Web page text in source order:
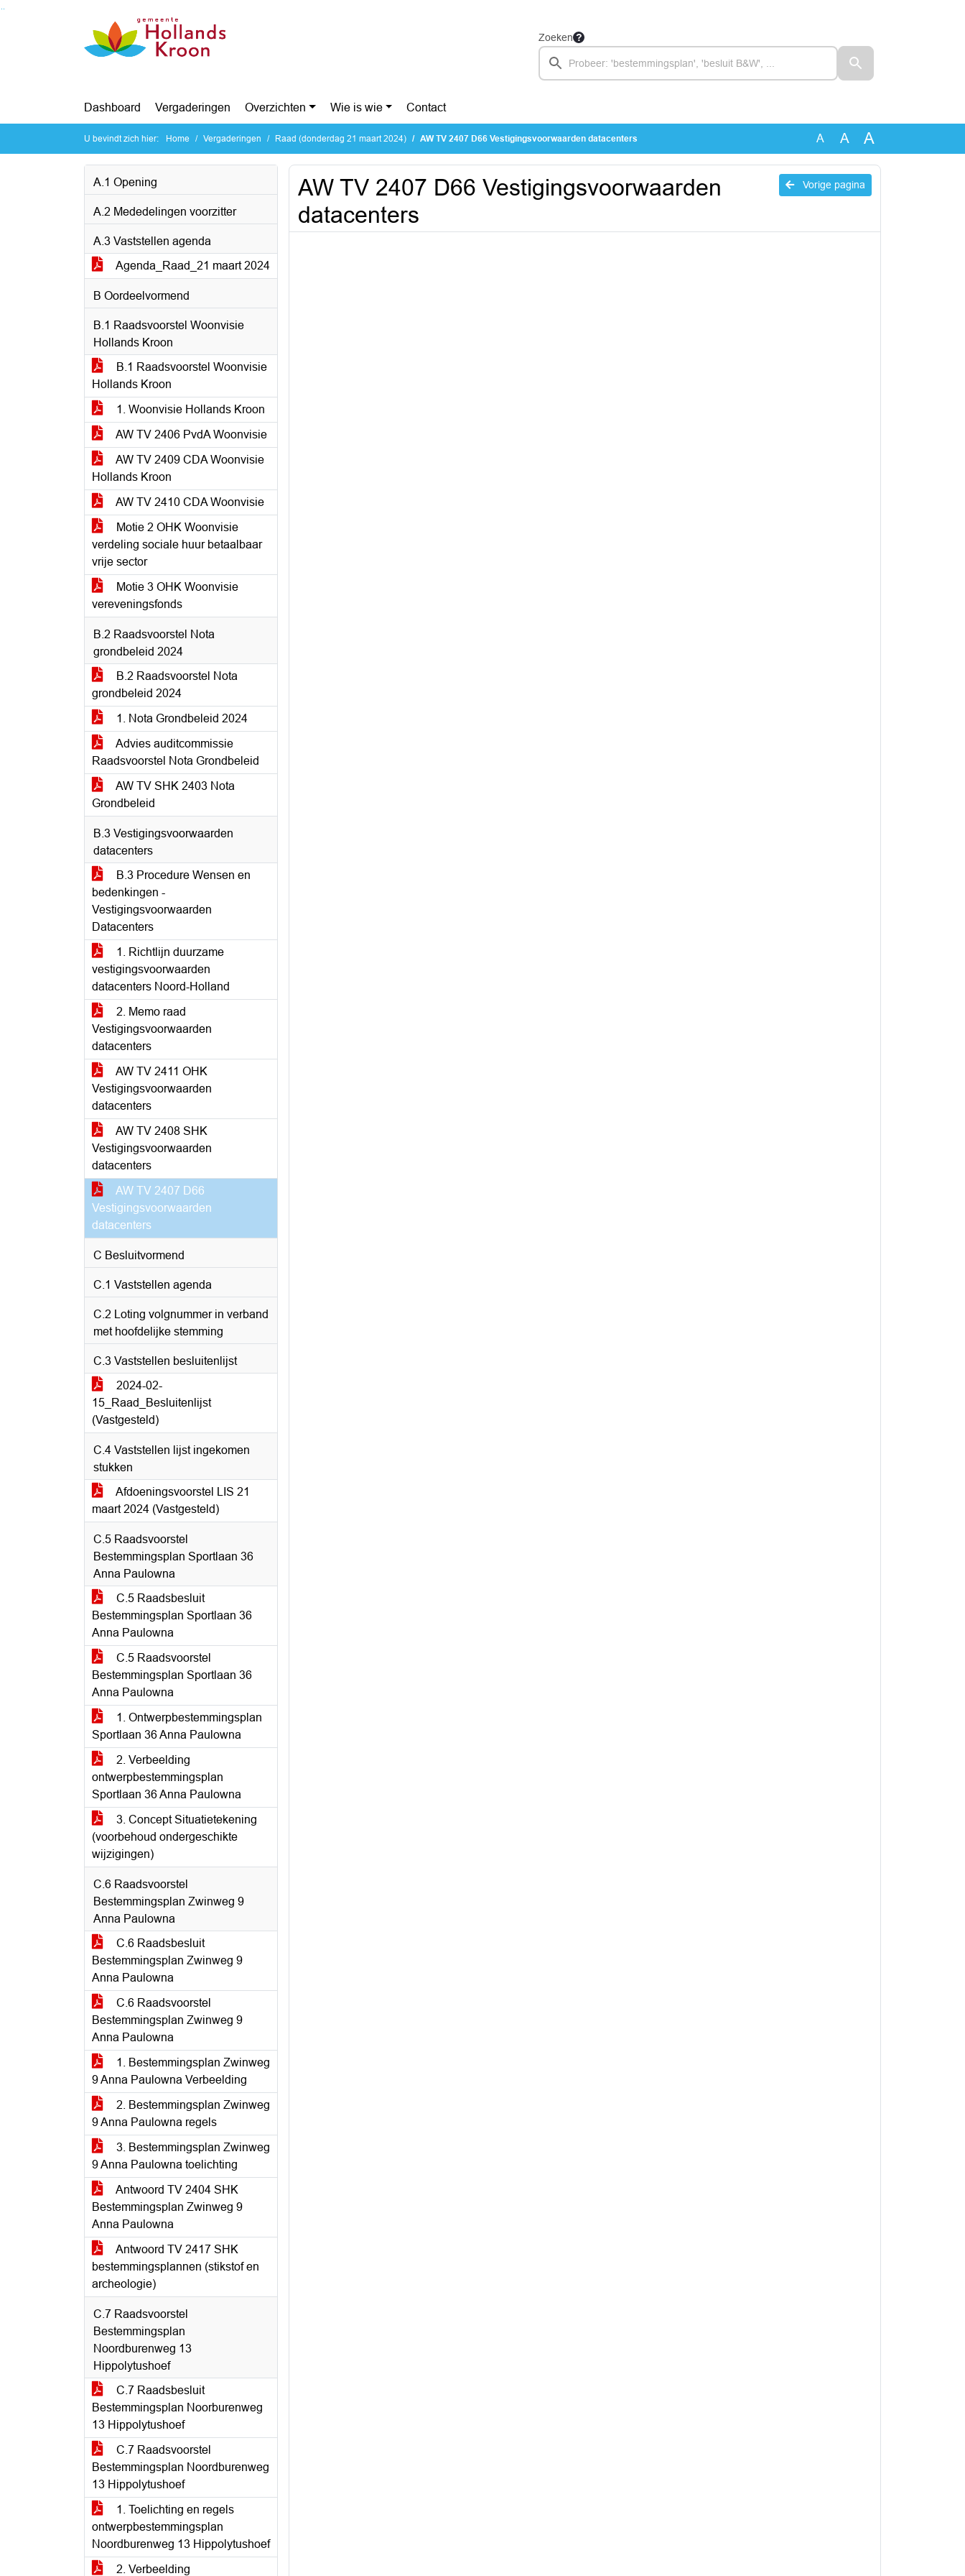
Ga naar de inhoud van deze pagina
Zoeken
Dashboard Vergaderingen Overzichten Wie is wie Contact
U bevindt zich hier: Home Vergaderingen Raad (donderdag 21 maart 2024) AW TV 2407 D66 Vestigingsvoorwaarden datacenters A A A
A.1 Opening
A.2 Mededelingen voorzitter
A.3 Vaststellen agenda
Agenda_Raad_21 maart 2024
B Oordeelvormend
B.1 Raadsvoorstel Woonvisie
Hollands Kroon
B.1 Raadsvoorstel Woonvisie
Hollands Kroon
1. Woonvisie Hollands Kroon
AW TV 2406 PvdA Woonvisie
AW TV 2409 CDA Woonvisie
Hollands Kroon
AW TV 2410 CDA Woonvisie
Motie 2 OHK Woonvisie
verdeling sociale huur betaalbaar
vrije sector
Motie 3 OHK Woonvisie
vereveningsfonds
B.2 Raadsvoorstel Nota
grondbeleid 2024
B.2 Raadsvoorstel Nota
grondbeleid 2024
1. Nota Grondbeleid 2024
Advies auditcommissie
Raadsvoorstel Nota Grondbeleid
AW TV SHK 2403 Nota
Grondbeleid
B.3 Vestigingsvoorwaarden
datacenters
B.3 Procedure Wensen en
bedenkingen -
Vestigingsvoorwaarden
Datacenters
1. Richtlijn duurzame
vestigingsvoorwaarden
datacenters Noord-Holland
2. Memo raad
Vestigingsvoorwaarden
datacenters
AW TV 2411 OHK
Vestigingsvoorwaarden
datacenters
AW TV 2408 SHK
Vestigingsvoorwaarden
datacenters
AW TV 2407 D66
Vestigingsvoorwaarden
datacenters
C Besluitvormend
C.1 Vaststellen agenda
C.2 Loting volgnummer in verband
met hoofdelijke stemming
C.3 Vaststellen besluitenlijst
2024-02-
15_Raad_Besluitenlijst
(Vastgesteld)
C.4 Vaststellen lijst ingekomen
stukken
Afdoeningsvoorstel LIS 21
maart 2024 (Vastgesteld)
C.5 Raadsvoorstel
Bestemmingsplan Sportlaan 36
Anna Paulowna
C.5 Raadsbesluit
Bestemmingsplan Sportlaan 36
Anna Paulowna
C.5 Raadsvoorstel
Bestemmingsplan Sportlaan 36
Anna Paulowna
1. Ontwerpbestemmingsplan
Sportlaan 36 Anna Paulowna
2. Verbeelding
ontwerpbestemmingsplan
Sportlaan 36 Anna Paulowna
3. Concept Situatietekening
(voorbehoud ondergeschikte
wijzigingen)
C.6 Raadsvoorstel
Bestemmingsplan Zwinweg 9
Anna Paulowna
C.6 Raadsbesluit
Bestemmingsplan Zwinweg 9
Anna Paulowna
C.6 Raadsvoorstel
Bestemmingsplan Zwinweg 9
Anna Paulowna
1. Bestemmingsplan Zwinweg
9 Anna Paulowna Verbeelding
2. Bestemmingsplan Zwinweg
9 Anna Paulowna regels
3. Bestemmingsplan Zwinweg
9 Anna Paulowna toelichting
Antwoord TV 2404 SHK
Bestemmingsplan Zwinweg 9
Anna Paulowna
Antwoord TV 2417 SHK
bestemmingsplannen (stikstof en
archeologie)
C.7 Raadsvoorstel
Bestemmingsplan
Noordburenweg 13
Hippolytushoef
C.7 Raadsbesluit
Bestemmingsplan Noorburenweg
13 Hippolytushoef
C.7 Raadsvoorstel
Bestemmingsplan Noordburenweg
13 Hippolytushoef
1. Toelichting en regels
ontwerpbestemmingsplan
Noordburenweg 13 Hippolytushoef
2. Verbeelding
Vorige pagina
AW TV 2407 D66 Vestigingsvoorwaarden
datacenters